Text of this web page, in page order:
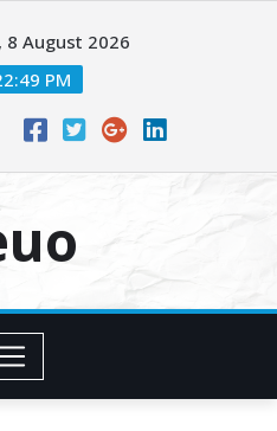
8 August 2026
PM